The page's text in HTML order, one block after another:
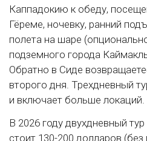
Каппадокию к обеду,
Гёреме, ночевку, ранний
полета на шаре
подземного города
Обратно в Сиде
второго дня. Трехдневный
и включает больше локаций.
В 2026 году двухдневный
стоит 130-200 долларов